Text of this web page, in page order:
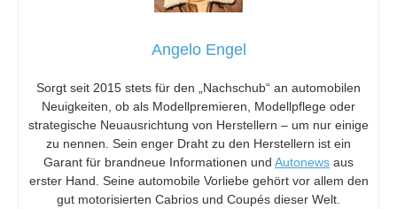
Angelo Engel
Sorgt seit 2015 stets für den „Nachschub“ an automobilen
Neuigkeiten, ob als Modellpremieren, Modellpflege oder
strategische Neuausrichtung von Herstellern – um nur einige
zu nennen. Sein enger Draht zu den Herstellern ist ein
Garant für brandneue Informationen und Autonews aus
erster Hand. Seine automobile Vorliebe gehört vor allem den
gut motorisierten Cabrios und Coupés dieser Welt.